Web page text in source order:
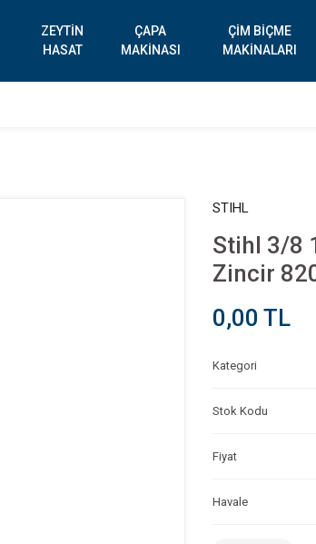
ZEYTİN
HASAT
ÇAPA
MAKİNASI
ÇİM BİÇME
MAKİNALARI
STIHL
Stihl 3/8
Zincir
0,00 TL
Kategori
Stok Kodu
Fiyat
Havale